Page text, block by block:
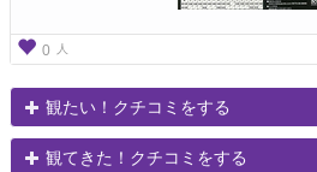
0 人
観たい！クチコミをする
観てきた！クチコミをする